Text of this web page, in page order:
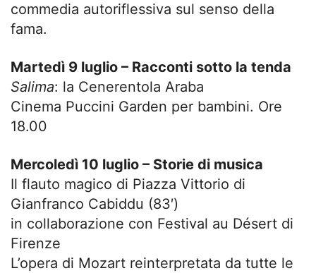
commedia autoriflessiva sul senso della
fama.
Martedì 9 luglio – Racconti sotto la tenda
Salima: la Cenerentola Araba
Cinema Puccini Garden per bambini. Ore
18.00
Mercoledì 10 luglio – Storie di musica
Il flauto magico di Piazza Vittorio di
Gianfranco Cabiddu (83′)
in collaborazione con Festival au Désert di
Firenze
L’opera di Mozart reinterpretata da tutte le